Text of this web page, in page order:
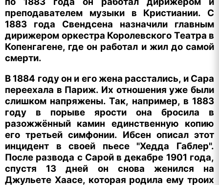
преподавателем музыки в Кристиании. С
1883 года Свендсена назначили главным
дирижером оркестра Королевского Театра в
Копенгагене, где он работал и жил до самой
смерти.
В 1884 году он и его жена расстались, и Сара
переехала в Париж. Их отношения уже были
слишком напряжены. Так, например, в 1883
году в порыве ярости она бросила в
разожжённый камин единственную копию
его третьей симфонии. Ибсен описал этот
инцидент в своей пьесе "Хедда Габлер".
После развода с Сарой в декабре 1901 года,
спустя 13 дней он снова женился на
Джульете Хаасе, которая родила ему троих